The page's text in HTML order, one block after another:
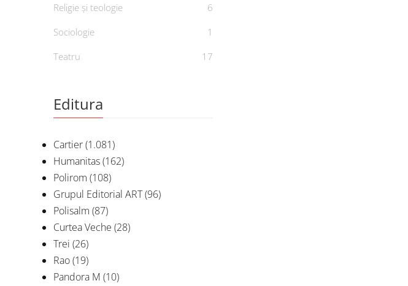
Religie și teologie
6
Sociologie
1
Teatru
17
Editura
Cartier(1.081)
Humanitas(162)
Polirom (108)
Grupul Editorial ART(96)
Polisalm (87)
Curtea Veche (28)
Trei (26)
Rao(19)
Pandora M (10)